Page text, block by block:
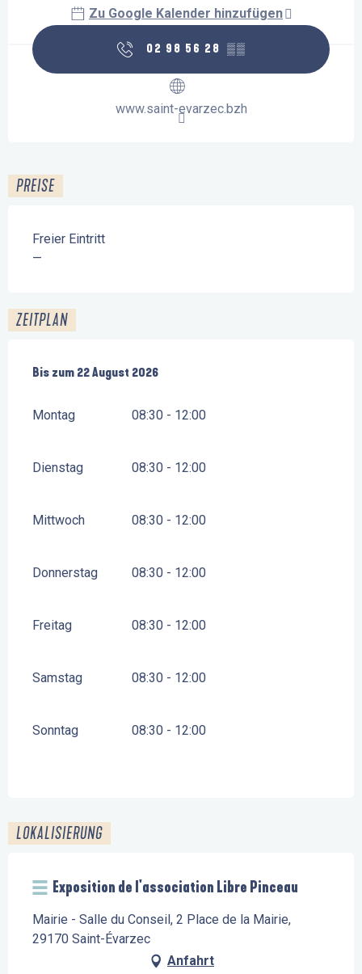
Zu Google Kalender hinzufügen
02 98 56 28 ▒▒
www.saint-evarzec.bzh
PREISE
Freier Eintritt
—
ZEITPLAN
vom13 Juli 2026bis zum
Bis zum 22 August 2026
Montag 08:30 - 12:00
Dienstag 08:30 - 12:00
Mittwoch 08:30 - 12:00
Donnerstag 08:30 - 12:00
Freitag 08:30 - 12:00
Samstag 08:30 - 12:00
Sonntag 08:30 - 12:00
LOKALISIERUNG
Exposition de l'association Libre Pinceau
Mairie - Salle du Conseil, 2 Place de la Mairie,
29170 Saint-Évarzec
Anfahrt